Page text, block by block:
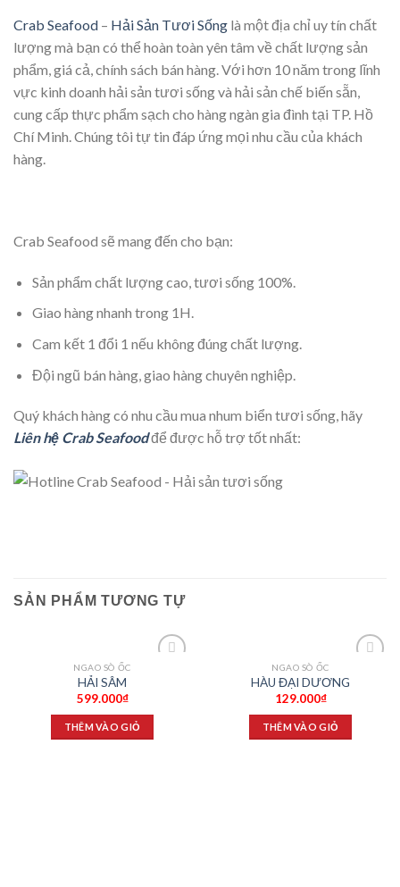
Crab Seafood – Hải Sản Tươi Sống là một địa chỉ uy tín chất
lượng mà bạn có thể hoàn toàn yên tâm về chất lượng sản
phẩm, giá cả, chính sách bán hàng. Với hơn 10 năm trong lĩnh
vực kinh doanh hải sản tươi sống và hải sản chế biến sẵn,
cung cấp thực phẩm sạch cho hàng ngàn gia đình tại TP. Hồ
Chí Minh. Chúng tôi tự tin đáp ứng mọi nhu cầu của khách
hàng.
Crab Seafood sẽ mang đến cho bạn:
Sản phẩm chất lượng cao, tươi sống 100%.
Giao hàng nhanh trong 1H.
Cam kết 1 đổi 1 nếu không đúng chất lượng.
Đội ngũ bán hàng, giao hàng chuyên nghiệp.
Quý khách hàng có nhu cầu mua nhum biển tươi sống, hãy
Liên hệ Crab Seafoodđể được hỗ trợ tốt nhất:
SẢN PHẨM TƯƠNG TỰ
NGAO SÒ ỐC
HẢI SÂM
599.000₫
THÊM VÀO GIỎ
wishlist
NGAO SÒ ỐC
HÀU ĐẠI DƯƠNG
129.000₫
THÊM VÀO GIỎ